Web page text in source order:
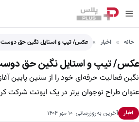
خانه اخبار عکس/ تیپ و استایل نگین حق دوست
عکس/ تیپ و استایل نگین حق
عنوان طراح نوجوان برتر در یک ایونت شرکت
اخبار
آخرین به‌روزرسانی: ۱۰ مهر ۱۴۰۴